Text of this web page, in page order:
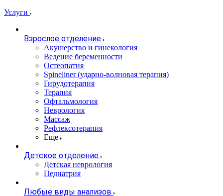
Услуги
Взрослое отделение
Акушерство и гинекология
Ведение беременности
Остеопатия
Spineliner (ударно-волновая терапия)
Гирудотерапия
Терапия
Офтальмология
Неврология
Массаж
Рефлексотерапия
Еще
Детское отделение
Детская неврология
Педиатрия
Любые виды анализов